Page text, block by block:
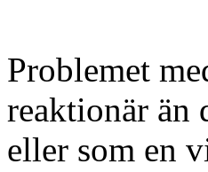
Problemet
reaktionär än
eller som en